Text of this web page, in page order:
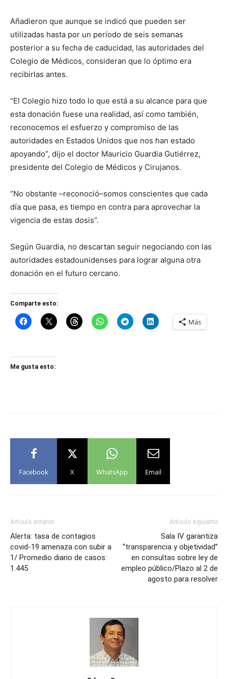
Añadieron que aunque se indicó que pueden ser
utilizadas hasta por un período de seis semanas
posterior a su fecha de caducidad, las autoridades del
Colegio de Médicos, consideran que lo óptimo era
recibirlas antes.
“El Colegio hizo todo lo que está a su alcance para que
esta donación fuese una realidad, así como también,
reconocemos el esfuerzo y compromiso de las
autoridades en Estados Unidos que nos han estado
apoyando”, dijo el doctor Mauricio Guardia Gutiérrez,
presidente del Colegio de Médicos y Cirujanos.
“No obstante –reconoció–somos conscientes que cada
día que pasa, es tiempo en contra para aprovechar la
vigencia de estas dosis”.
Según Guardia, no descartan seguir negociando con las
autoridades estadounidenses para lograr alguna otra
donación en el futuro cercano.
Comparte esto:
Más
Me gusta esto:
Facebook X WhatsApp Email
Artículo anterior
Alerta: tasa de contagios
covid-19 amenaza con subir a
1/ Promedio diario de casos:
1.445
Artículo siguiente
Sala IV garantiza
“transparencia y objetividad”
en consultas sobre ley de
empleo público/Plazo al 2 de
agosto para resolver